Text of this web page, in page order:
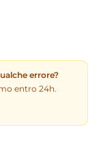
errore?
entro 24h.